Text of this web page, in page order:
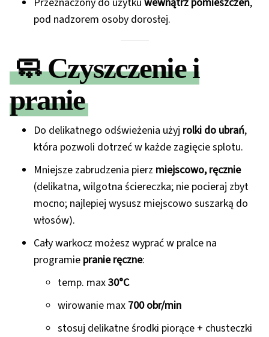
pod nadzorem osoby dorosłej.
🧼Czyszczenie i
pranie
Do delikatnego odświeżenia użyj rolki do ubrań,
która pozwoli dotrzeć w każde zagięcie splotu.
Mniejsze zabrudzenia pierz miejscowo, ręcznie
(delikatna, wilgotna ściereczka; nie pocieraj zbyt
mocno; najlepiej wysusz miejscowo suszarką do
włosów).
Cały warkocz możesz wyprać w pralce na
programie pranie ręczne:
temp. max30°C
wirowanie max 700 obr/min
stosuj delikatne środki piorące + chusteczki